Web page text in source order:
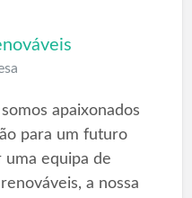
apaixonados
para um futuro
uma equipa de
a nossa